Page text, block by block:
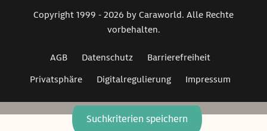
Suchkriterien speichern
Copyright 1999 - 2026 by Caraworld. Alle Rechte
vorbehalten.
AGB Datenschutz
Barrierefreiheit
Privatsphäre
Digitalregulierung Impressum